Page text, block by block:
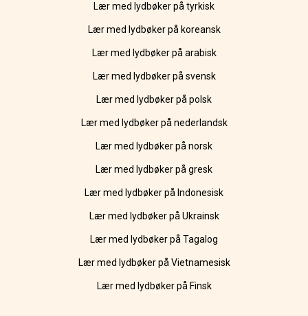
Lær med lydbøker på tyrkisk
Lær med lydbøker på koreansk
Lær med lydbøker på arabisk
Lær med lydbøker på svensk
Lær med lydbøker på polsk
Lær med lydbøker på nederlandsk
Lær med lydbøker på norsk
Lær med lydbøker på gresk
Lær med lydbøker på Indonesisk
Lær med lydbøker på Ukrainsk
Lær med lydbøker på Tagalog
Lær med lydbøker på Vietnamesisk
Lær med lydbøker på Finsk